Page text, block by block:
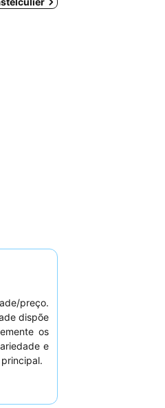
preço.
dispõe
os
e